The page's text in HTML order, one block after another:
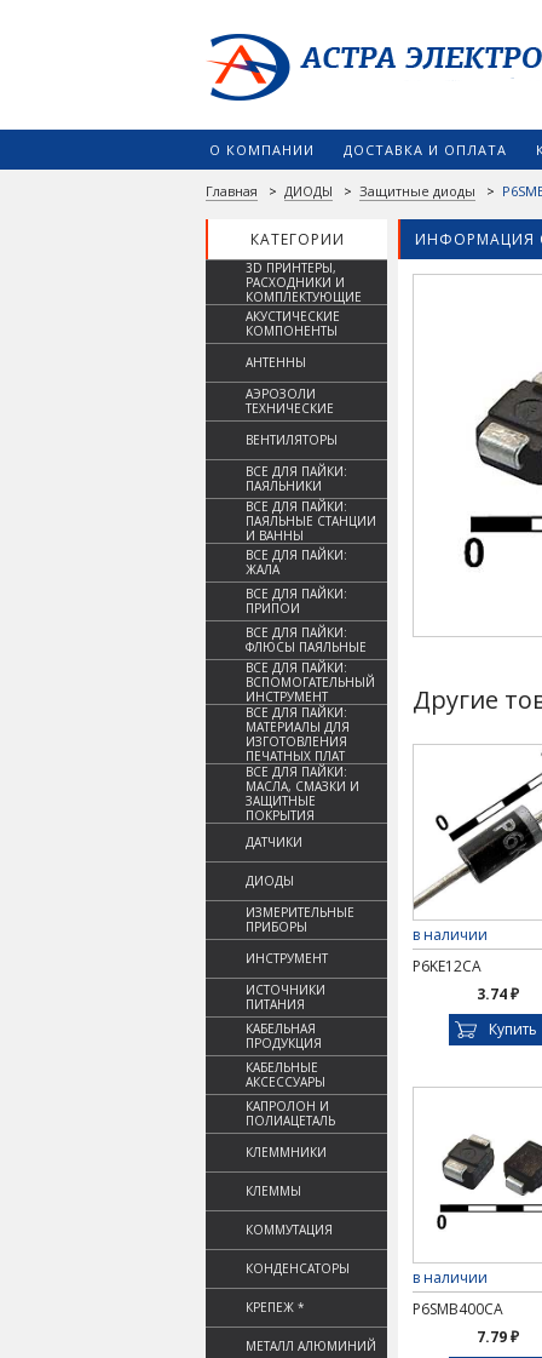
О КОМПАНИИ ДОСТАВКА И ОПЛАТА
Главная > ДИОДЫ > Защитные диоды >
КАТЕГОРИИ ИНФОРМАЦИЯ
3D ПРИНТЕРЫ,
РАСХОДНИКИ И
КОМПЛЕКТУЮЩИЕ
АКУСТИЧЕСКИЕ
КОМПОНЕНТЫ
АНТЕННЫ
АЭРОЗОЛИ
ТЕХНИЧЕСКИЕ
ВЕНТИЛЯТОРЫ
ВСЕ ДЛЯ ПАЙКИ:
ПАЯЛЬНИКИ
ВСЕ ДЛЯ ПАЙКИ:
ПАЯЛЬНЫЕ СТАНЦИИ
И ВАННЫ
ВСЕ ДЛЯ ПАЙКИ:
ЖАЛА
ВСЕ ДЛЯ ПАЙКИ:
ПРИПОИ
ВСЕ ДЛЯ ПАЙКИ:
ФЛЮСЫ ПАЯЛЬНЫЕ
ВСЕ ДЛЯ ПАЙКИ:
ВСПОМОГАТЕЛЬНЫЙ
ИНСТРУМЕНТ
ВСЕ ДЛЯ ПАЙКИ:
МАТЕРИАЛЫ ДЛЯ
ИЗГОТОВЛЕНИЯ
ПЕЧАТНЫХ ПЛАТ
ВСЕ ДЛЯ ПАЙКИ:
МАСЛА, СМАЗКИ И
ЗАЩИТНЫЕ
ПОКРЫТИЯ
ДАТЧИКИ
ДИОДЫ
ИЗМЕРИТЕЛЬНЫЕ
ПРИБОРЫ
ИНСТРУМЕНТ
ИСТОЧНИКИ
ПИТАНИЯ
КАБЕЛЬНАЯ
ПРОДУКЦИЯ
КАБЕЛЬНЫЕ
АКСЕССУАРЫ
КАПРОЛОН И
ПОЛИАЦЕТАЛЬ
КЛЕММНИКИ
КЛЕММЫ
КОММУТАЦИЯ
КОНДЕНСАТОРЫ
КРЕПЕЖ *
МЕТАЛЛ АЛЮМИНИЙ
Другие
в наличии
P6KE12CA
3.74 ₽
Купить
в наличии
P6SMB400CA
7.79 ₽